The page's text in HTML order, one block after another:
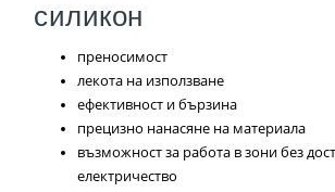
силикон
преносимост
лекота на използване
ефективност и бързина
прецизно нанасяне на материала
възможност за работа в зони без
електричество